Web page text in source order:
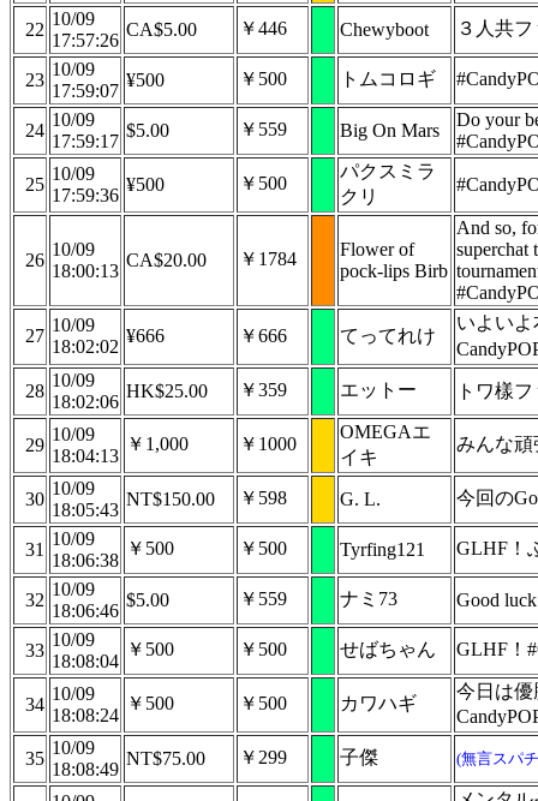
22
10/09
17:57:26
CA$5.00 ￥446 Chewyboot ３人共
23
10/09
17:59:07
¥500 ￥500 トムコロギ
24
10/09
17:59:17
$5.00 ￥559 Big On Mars
Do your
25
10/09
17:59:36
¥500 ￥500
パクスミラ
クリ
26
10/09
18:00:13
CA$20.00 ￥1784
Flower of
pock-lips Birb
And so,
superchat
27
10/09
18:02:02
¥666 ￥666 てってれけ
いよい
28
10/09
18:02:06
HK$25.00 ￥359 エットー トワ樣
29
10/09
18:04:13
￥1,000 ￥1000
OMEGAエ
イキ
みんな頑
30
10/09
18:05:43
NT$150.00 ￥598 G. L. 今回の
31
10/09
18:06:38
￥500 ￥500 Tyrfing121 GLHF！
32
10/09
18:06:46
$5.00 ￥559 ナミ73 Good
33
10/09
18:08:04
￥500 ￥500 せばちゃん GLHF！
34
10/09
18:08:24
￥500 ￥500 カワハギ
今日は優
35
10/09
18:08:49
NT$75.00 ￥299 子傑 (無言スパ